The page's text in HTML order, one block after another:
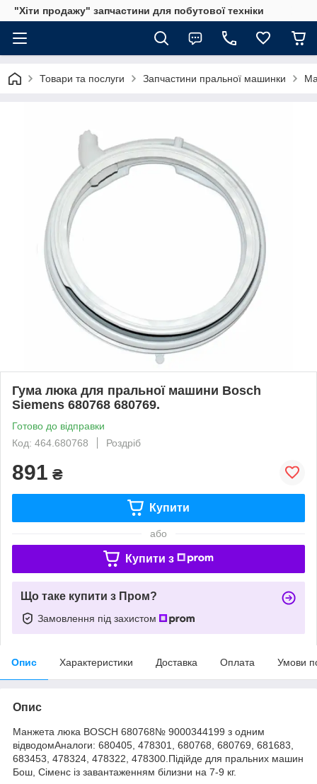
"Хіти продажу" запчастини для побутової техніки
Товари та послуги Запчастини пральної машинки
Гума люка для пральної машини Bosch
Siemens 680768 680769.
Готово до відправки
Код: 464.680768
Роздріб
891 ₴
Купити
або
Купити з
Що таке купити з Пром?
Замовлення під захистом
Опис Характеристики Доставка Оплата Умови
Опис
Манжета люка BOSCH 680768№ 9000344199 з одним
відводомАналоги: 680405, 478301, 680768, 680769, 681683,
683453, 478324, 478322, 478300.Підійде для пральних машин
Бош, Сіменс із завантаженням білизни на 7-9 кг.